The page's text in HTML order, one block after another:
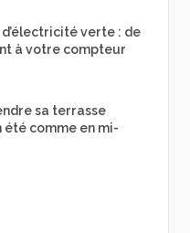
verte : de
à votre compteur
sa terrasse
été comme en mi-